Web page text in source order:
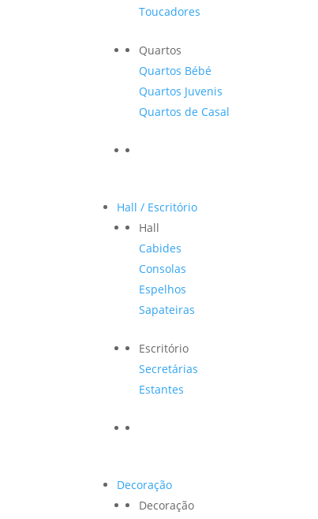
Toucadores
Quartos
Quartos Bébé
Quartos Juvenis
Quartos de Casal
Hall / Escritório
Hall
Cabides
Consolas
Espelhos
Sapateiras
Escritório
Secretárias
Estantes
Decoração
Decoração